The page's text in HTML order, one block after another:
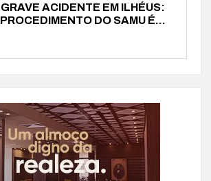
GRAVE ACIDENTE EM ILHÉUS:
PROCEDIMENTO DO SAMU É...